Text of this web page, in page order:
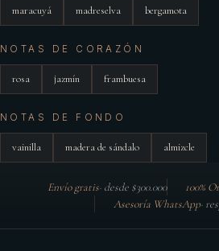
maracuyá madreselva bergamota
NOTAS DE CORAZÓN
rosa jazmín frambuesa
NOTAS DE FONDO
vainilla madera de sándalo almizcle
Envío gratis· desde $300.000 100%
Asesoría WhatsApp·